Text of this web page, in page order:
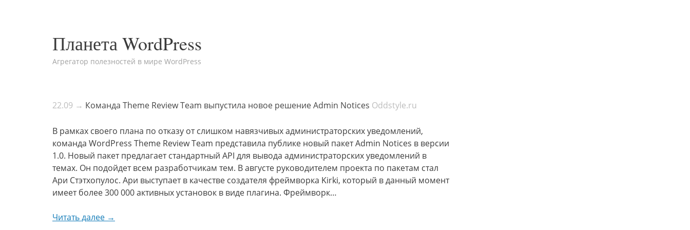
Планета WordPress
Агрегатор полезностей в мире WordPress
22.09 → Команда Theme Review Team выпустила новое решение Admin Notices Oddstyle.ru
В рамках своего плана по отказу от слишком навязчивых администраторских уведомлений,
команда WordPress Theme Review Team представила публике новый пакет Admin Notices в версии
1.0. Новый пакет предлагает стандартный API для вывода администраторских уведомлений в
темах. Он подойдет всем разработчикам тем. В августе руководителем проекта по пакетам стал
Ари Стэтхопулос. Ари выступает в качестве создателя фреймворка Kirki, который в данный момент
имеет более 300 000 активных установок в виде плагина. Фреймворк…
Читать далее →